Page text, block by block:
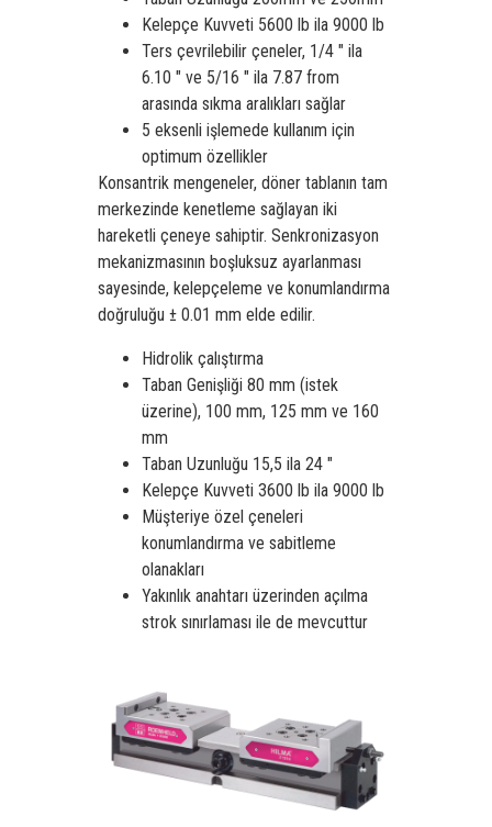
Kelepçe Kuvveti 5600 lb ila 9000 lb
Ters çevrilebilir çeneler, 1/4 ″ ila
6.10 ″ ve 5/16 ″ ila 7.87 from
arasında sıkma aralıkları sağlar
5 eksenli işlemede kullanım için
optimum özellikler
Konsantrik mengeneler, döner tablanın tam
merkezinde kenetleme sağlayan iki
hareketli çeneye sahiptir. Senkronizasyon
mekanizmasının boşluksuz ayarlanması
sayesinde, kelepçeleme ve konumlandırma
doğruluğu ± 0.01 mm elde edilir.
Hidrolik çalıştırma
Taban Genişliği 80 mm (istek
üzerine), 100 mm, 125 mm ve 160
mm
Taban Uzunluğu 15,5 ila 24 ″
Kelepçe Kuvveti 3600 lb ila 9000 lb
Müşteriye özel çeneleri
konumlandırma ve sabitleme
olanakları
Yakınlık anahtarı üzerinden açılma
strok sınırlaması ile de mevcuttur